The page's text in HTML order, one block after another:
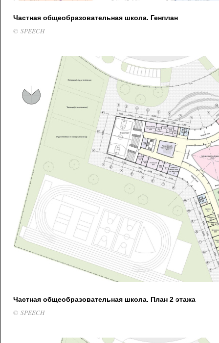
Частная общеобразовательная школа. Генплан
© SPEECH
Частная общеобразовательная школа. План 2 этажа
© SPEECH